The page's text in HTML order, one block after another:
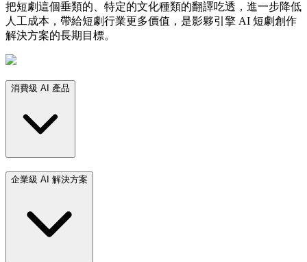
把短劇這個垂類的、特定的文化種類的翻譯吃透，進一步降低
人工成本，帶給短劇行業更多價值，是影夥引擎 AI 短劇創作
解決方案的長期目標。
消費級 AI 產品
企業級 AI 解決方案